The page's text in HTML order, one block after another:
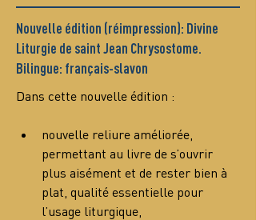
Nouvelle édition (réimpression): Divine
Liturgie de saint Jean Chrysostome.
Bilingue: français-slavon
Dans cette nouvelle édition :
nouvelle reliure améliorée,
permettant au livre de s’ouvrir
plus aisément et de rester bien à
plat, qualité essentielle pour
l’usage liturgique,